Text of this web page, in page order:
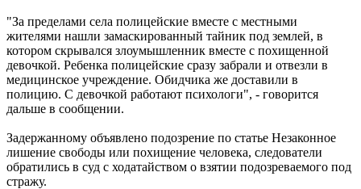
"За пределами села полицейские вместе с местными
жителями нашли замаскированный тайник под землей, в
котором скрывался злоумышленник вместе с похищенной
девочкой. Ребенка полицейские сразу забрали и отвезли в
медицинское учреждение. Обидчика же доставили в
полицию. С девочкой работают психологи", - говорится
дальше в сообщении.
Задержанному объявлено подозрение по статье Незаконное
лишение свободы или похищение человека, следователи
обратились в суд с ходатайством о взятии подозреваемого под
стражу.